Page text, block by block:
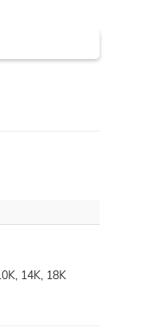
14K, 18K